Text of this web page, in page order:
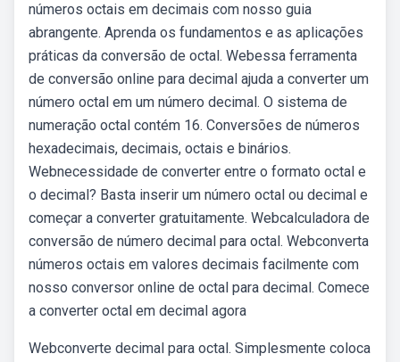
números octais em decimais com nosso guia
abrangente. Aprenda os fundamentos e as aplicações
práticas da conversão de octal. Webessa ferramenta
de conversão online para decimal ajuda a converter um
número octal em um número decimal. O sistema de
numeração octal contém 16. Conversões de números
hexadecimais, decimais, octais e binários.
Webnecessidade de converter entre o formato octal e
o decimal? Basta inserir um número octal ou decimal e
começar a converter gratuitamente. Webcalculadora de
conversão de número decimal para octal. Webconverta
números octais em valores decimais facilmente com
nosso conversor online de octal para decimal. Comece
a converter octal em decimal agora
Webconverte decimal para octal. Simplesmente coloca